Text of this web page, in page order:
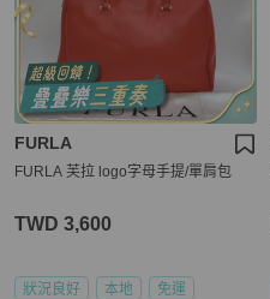
FURLA
FURLA 芙拉 logo字母手提/單肩包
TWD 3,600
狀況良好 本地 免運